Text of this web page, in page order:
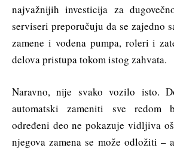
najvažnijih investicija za
serviseri preporučuju da se zajedno
zamene i vodena pumpa, roleri i
delova pristupa tokom istog zahvata.
Naravno, nije svako vozilo isto.
automatski zameniti sve redom
određeni deo ne pokazuje vidljiva
njegova zamena se može odložiti –